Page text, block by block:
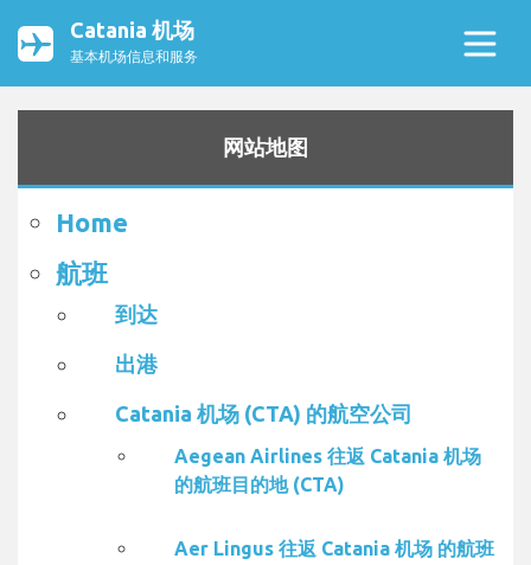
Catania 机场
基本机场信息和服务
网站地图
Home
航班
到达
出港
Catania 机场 (CTA) 的航空公司
Aegean Airlines 往返 Catania 机场
的航班目的地 (CTA)
Aer Lingus 往返 Catania 机场 的航班